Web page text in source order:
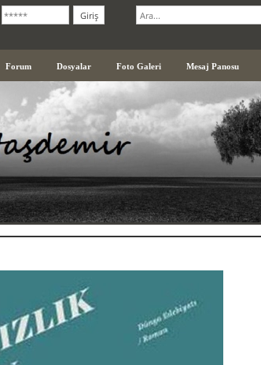
Forum Dosyalar Foto Galeri Mesaj Panosu